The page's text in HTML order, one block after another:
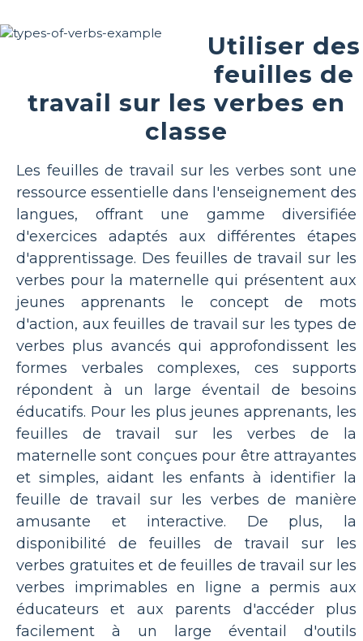
Utiliser des
feuilles de
travail sur les verbes en
classe
Les feuilles de travail sur les verbes sont une
ressource essentielle dans l'enseignement des
langues, offrant une gamme diversifiée
d'exercices adaptés aux différentes étapes
d'apprentissage. Des feuilles de travail sur les
verbes pour la maternelle qui présentent aux
jeunes apprenants le concept de mots
d'action, aux feuilles de travail sur les types de
verbes plus avancés qui approfondissent les
formes verbales complexes, ces supports
répondent à un large éventail de besoins
éducatifs. Pour les plus jeunes apprenants, les
feuilles de travail sur les verbes de la
maternelle sont conçues pour être attrayantes
et simples, aidant les enfants à identifier la
feuille de travail sur les verbes de manière
amusante et interactive. De plus, la
disponibilité de feuilles de travail sur les
verbes gratuites et de feuilles de travail sur les
verbes imprimables en ligne a permis aux
éducateurs et aux parents d'accéder plus
facilement à un large éventail d'outils